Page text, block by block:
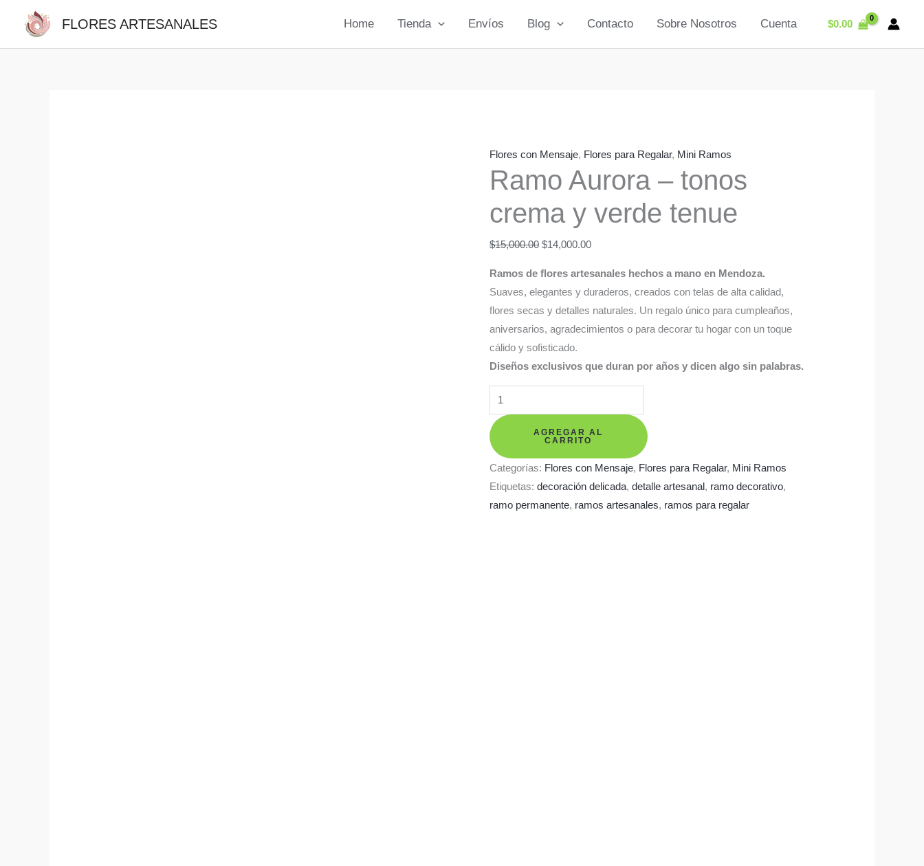
contenido
FLORES ARTESANALES Home Tienda Envíos Blog Contacto Sobre Nosotros Cuenta $0.00
¡Oferta!
Flores con Mensaje, Flores para Regalar, Mini Ramos
Ramo Aurora – tonos
crema y verde tenue
$15,000.00 Original
was:
$15,000.00.
$14,000.00Current
is:
$14,000.00.
Ramos de flores artesanales hechos a mano en Mendoza.
Suaves, elegantes y duraderos, creados con telas de alta calidad,
flores secas y detalles naturales. Un regalo único para cumpleaños,
aniversarios, agradecimientos o para decorar tu hogar con un toque
cálido y sofisticado.
Diseños exclusivos que duran por años y dicen algo sin palabras.
Ramo
Aurora
–
tonos
crema
y
verde
AGREGAR AL
CARRITO
Categorías: Flores con Mensaje, Flores para Regalar, Mini Ramos
Etiquetas: decoración delicada, detalle artesanal, ramo decorativo,
ramo permanente, ramos artesanales, ramos para regalar